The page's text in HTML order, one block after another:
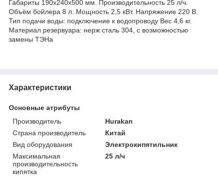
Габариты 190x240x500 мм. Производительность 25 л/ч.
Объём бойлера 8 л. Мощность 2,5 кВт. Напряжение 220 В.
Тип подачи воды: подключение к водопроводу Вес 4,6 кг.
Материал резервуара: нерж сталь 304, с возможностью
замены ТЭНа
Характеристики
Основные атрибуты
Производитель
Hurakan
Страна производитель
Китай
Вид оборудования
Электрокипятильник
Максимальная
производительность
кипятка
25 л/ч